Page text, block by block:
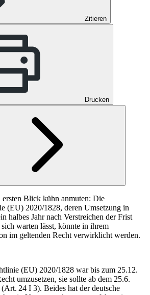
Zitieren
Drucken
ersten Blick kühn anmuten: Die
(EU) 2020/1828, deren Umsetzung in
halbes Jahr nach Verstreichen der Frist
warten lässt, könnte in ihrem
im geltenden Recht verwirklicht werden.
(EU) 2020/1828 war bis zum 25.12.​
umzusetzen, sie sollte ab dem 25.6.​
24 I 3). Beides hat der deutsche